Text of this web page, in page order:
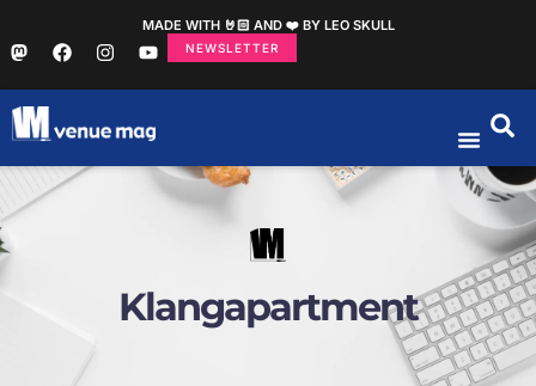
MADE WITH 🤘🏻 AND ❤️ BY LEO SKULL
NEWSLETTER
Klangapartment